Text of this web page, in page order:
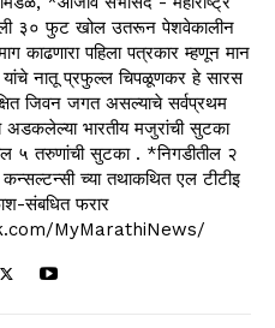
३० फुट खोल उतरून पेशवेकालीन
काढणारा पहिला पत्रकार म्हणून मान
यांचे नातू प्रफुल्ल चिपळूणकर हे सारस
जिवन जगत असल्याचे सर्वप्रथम
भारतीय मजुरांची सुटका
५ तरुणांची सुटका . *निगडीतील २
च्या तथाकथित एल टीटीइ
संबधित फरार
MyMarathiNews/